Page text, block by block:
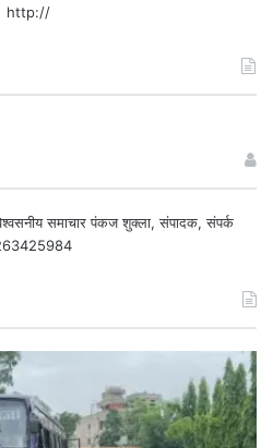
http://
समाचार पंकज शुक्ला, संपादक, संपर्क